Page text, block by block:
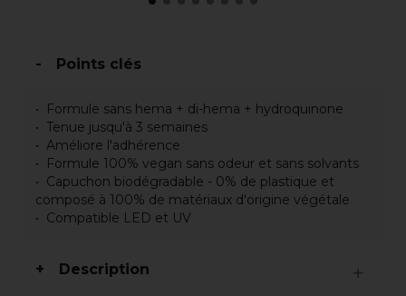
Points clés
Formule sans hema + di-hema + hydroquinone
Tenue jusqu'à 3 semaines
Améliore l'adhérence
Formule 100% vegan sans odeur et sans solvants
Capuchon biodégradable - 0% de plastique et
composé à 100% de matériaux d'origine végétale
Compatible LED et UV
Description